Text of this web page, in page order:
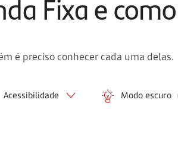
Fixa e
é preciso conhecer cada uma delas.
Acessibilidade Modo escuro